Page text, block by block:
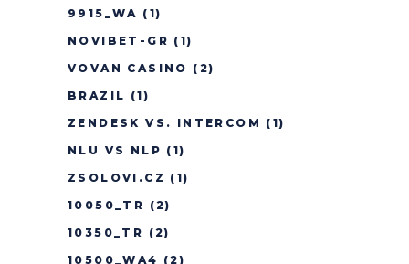
9915_WA (1)
NOVIBET-GR (1)
VOVAN CASINO (2)
BRAZIL (1)
ZENDESK VS. INTERCOM (1)
NLU VS NLP (1)
ZSOLOVI.CZ (1)
10050_TR (2)
10350_TR (2)
10500_WA4 (2)